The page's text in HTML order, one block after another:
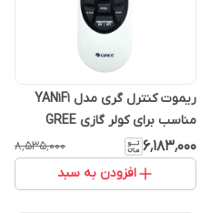
ریموت کنترل گری مدل YAN1F1
مناسب برای کولر گازی GREE
۶٬۱۸۳٬۰۰۰ ۸٬۵۳۵٬۰۰۰
افزودن به سبد